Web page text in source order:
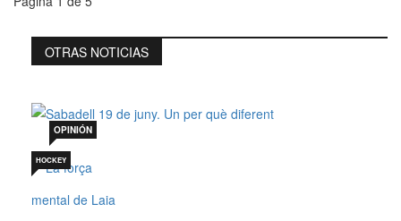
OTRAS NOTICIAS
Sabadell 19 de juny. Un per què diferent
OPINIÓN
HOCKEY